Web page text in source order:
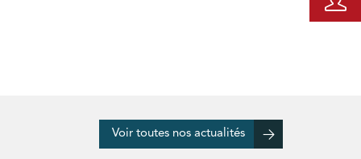
Voir toutes nos actualités